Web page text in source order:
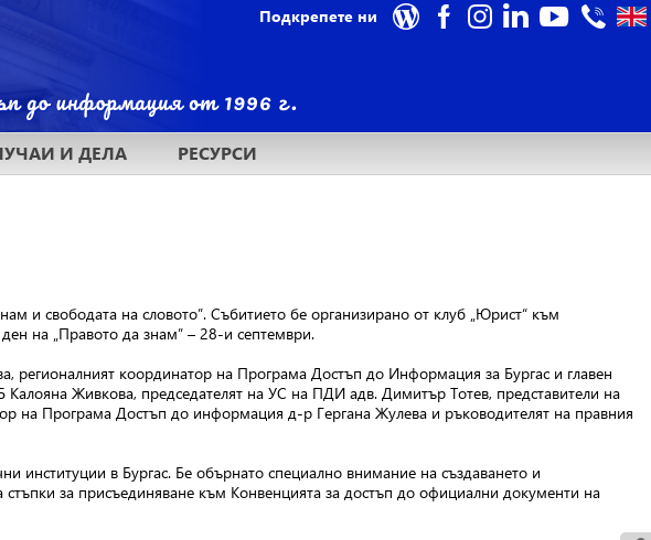
Подкрепете ни
И ДЕЛА РЕСУРСИ
и свободата на словото”. Събитието бе организирано от клуб „Юрист“ към
на „Правото да знам” – 28-и септември.
регионалният координатор на Програма Достъп до Информация за Бургас и главен
Живкова, председателят на УС на ПДИ адв. Димитър Тотев, представители на
на Програма Достъп до информация д-р Гергана Жулева и ръководителят на правния
институции в Бургас. Бе обърнато специално внимание на създаването и
за присъединяване към Конвенцията за достъп до официални документи на